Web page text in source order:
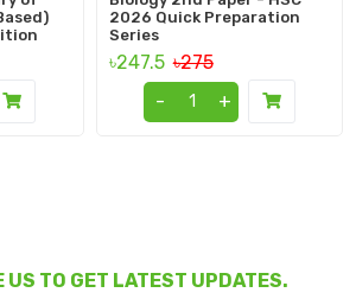
2026 Quick Preparation
Series
৳247.5 ৳275
-
+
US TO GET LATEST UPDATES.